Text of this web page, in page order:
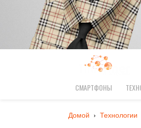
СМАРТФОНЫ
Домой Технологии